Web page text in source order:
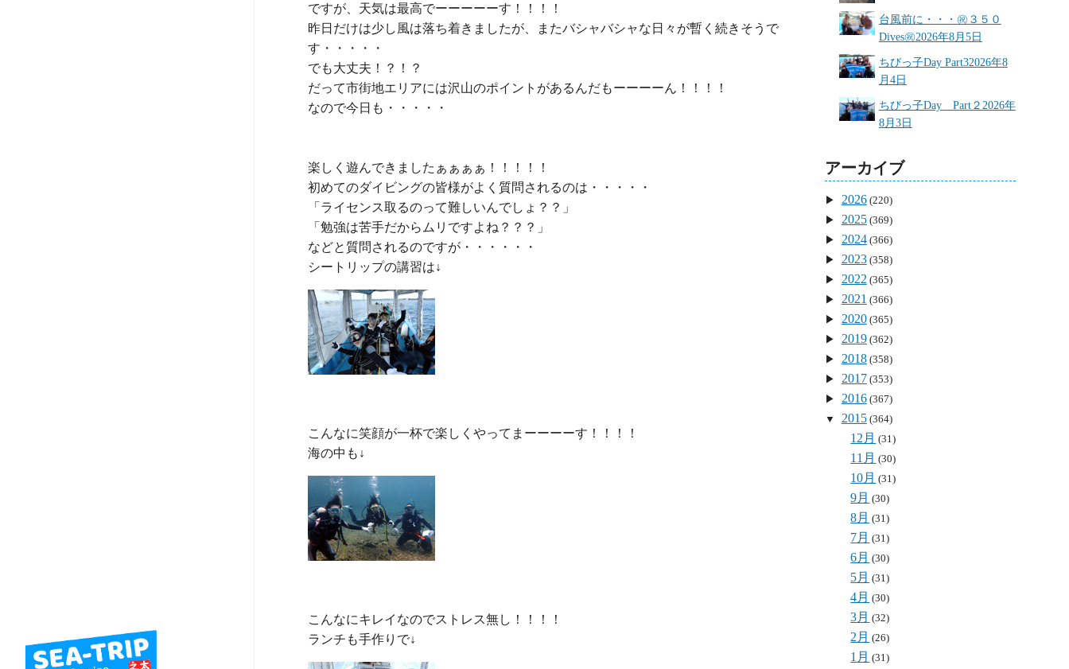
ですが、天気は最高でーーーーーす！！！！
昨日だけは少し風は落ち着きましたが、またバシャバシャな日々が暫く続きそうで
す・・・・・
でも大丈夫！？！？
だって市街地エリアには沢山のポイントがあるんだもーーーーん！！！！
なので今日も・・・・・
楽しく遊んできましたぁぁぁぁ！！！！！
初めてのダイビングの皆様がよく質問されるのは・・・・・
「ライセンス取るのって難しいんでしょ？？」
「勉強は苦手だからムリですよね？？？」
などと質問されるのですが・・・・・・
こんなに笑顔が一杯で楽しくやってまーーーーす！！！！
こんなにキレイなのでストレス無し！！！！
台風前に・・・㊗３５０
Dives㊗2026年8月5日
ちびっ子Day Part32026年8
月4日
ちびっ子Day Part２ 2026年
8月3日
アーカイブ
2026(220)
2025(369)
2024(366)
2023(358)
2022(365)
2021 (366)
2020(365)
2019(362)
2018(358)
2017(353)
2016(367)
2015(364)
12月 (31)
11月 (30)
10月 (31)
9月 (30)
8月 (31)
7月 (31)
6月 (30)
5月 (31)
4月 (30)
3月 (32)
2月 (26)
1月 (31)